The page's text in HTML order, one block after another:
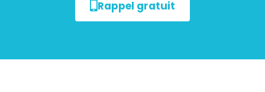
Rappel gratuit